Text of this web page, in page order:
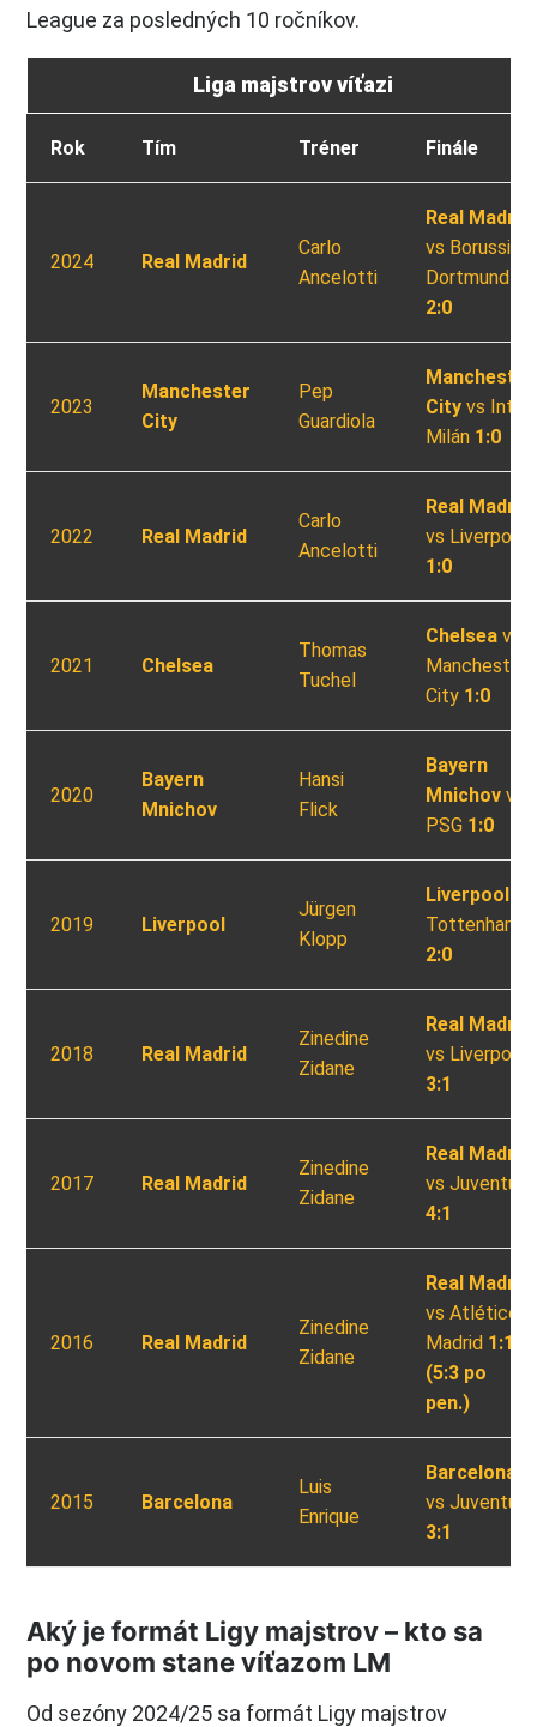
League za posledných 10 ročníkov.
Liga majstrov víťazi
Rok Tím Tréner Finále
2024 Real Madrid
Carlo
Ancelotti
Real Madrid
vs Borussia
Dortmund
2:0
2023
Manchester
City
Pep
Guardiola
Manchester
City vs Inter
Milán 1:0
2022 Real Madrid
Carlo
Ancelotti
Real Madrid
vs Liverpool
1:0
2021 Chelsea
Thomas
Tuchel
Chelsea vs
Manchester
City 1:0
2020
Bayern
Mnichov
Hansi
Flick
Bayern
Mnichov vs
PSG 1:0
2019 Liverpool
Jürgen
Klopp
Liverpool
Tottenham
2:0
2018 Real Madrid
Zinedine
Zidane
Real Madrid
vs Liverpool
3:1
2017 Real Madrid
Zinedine
Zidane
Real Madrid
vs Juventus
4:1
2016 Real Madrid
Zinedine
Zidane
Real Madrid
vs Atlético
Madrid 1:1
(5:3 po
pen.)
2015 Barcelona
Luis
Enrique
Barcelona
vs Juventus
3:1
Aký je formát Ligy majstrov – kto sa
po novom stane víťazom LM
Od sezóny 2024/25 sa formát Ligy majstrov